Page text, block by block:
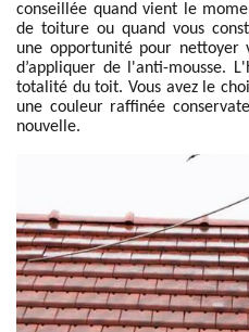
conseillée quand vient le
de toiture ou quand vous
une opportunité pour nettoyer
d’appliquer de l'anti-mousse.
totalité du toit. Vous avez le
une couleur raffinée
nouvelle.